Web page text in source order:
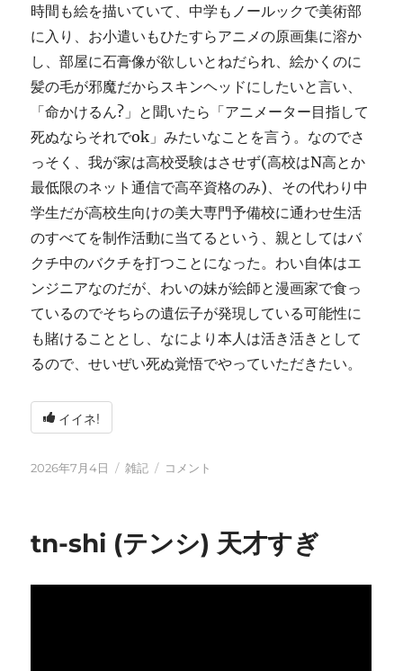
時間も絵を描いていて、中学もノールックで美術部
に入り、お小遣いもひたすらアニメの原画集に溶か
し、部屋に石膏像が欲しいとねだられ、絵かくのに
髪の毛が邪魔だからスキンヘッドにしたいと言い、
「命かけるん?」と聞いたら「アニメーター目指して
死ぬならそれでok」みたいなことを言う。なのでさ
っそく、我が家は高校受験はさせず(高校はN高とか
最低限のネット通信で高卒資格のみ)、その代わり中
学生だが高校生向けの美大専門予備校に通わせ生活
のすべてを制作活動に当てるという、親としてはバ
クチ中のバクチを打つことになった。わい自体はエ
ンジニアなのだが、わいの妹が絵師と漫画家で食っ
ているのでそちらの遺伝子が発現している可能性に
も賭けることとし、なにより本人は活き活きとして
るので、せいぜい死ぬ覚悟でやっていただきたい。
イイネ!
投
2026年7月4日
カ
ー
雑記
い
と
コメント
tn-shi (テンシ) 天才すぎ